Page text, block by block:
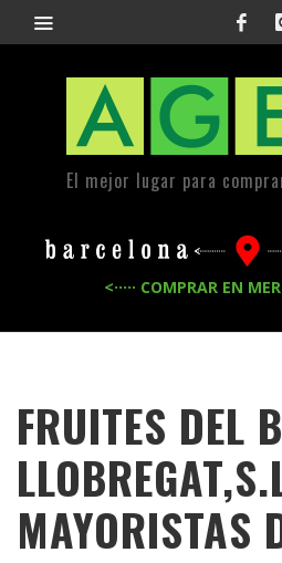
El mejor lugar para
<····· COMPRAR EN
FRUITES DEL
MAYORISTAS